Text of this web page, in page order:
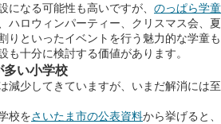
になる可能性も高いですが、 のっぱら学童
ハロウィンパーティー、クリスマス会、夏
りといったイベントを行う魅力的な学童も
も十分に検討する価値があります。
多い小学校
減少してきていますが、いまだ解消には至
校をさいたま市の公表資料から挙げると、